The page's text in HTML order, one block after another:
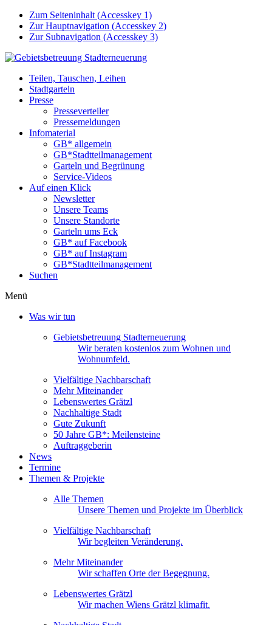
Zum Seiteninhalt (Accesskey 1)
Zur Hauptnavigation (Accesskey 2)
Zur Subnavigation (Accesskey 3)
Teilen, Tauschen, Leihen
Stadtgarteln
Presse
Presseverteiler
Pressemeldungen
Infomaterial
GB* allgemein
GB*Stadtteilmanagement
Garteln und Begrünung
Service-Videos
Auf einen Klick
Newsletter
Unsere Teams
Unsere Standorte
Garteln ums Eck
GB* auf Facebook
GB* auf Instagram
GB*Stadtteilmanagement
Suchen
Menü
Was wir tun
Gebietsbetreuung Stadterneuerung
Wir beraten kostenlos zum Wohnen und
Wohnumfeld.
Vielfältige Nachbarschaft
Mehr Miteinander
Lebenswertes Grätzl
Nachhaltige Stadt
Gute Zukunft
50 Jahre GB*: Meilensteine
Auftraggeberin
News
Termine
Themen & Projekte
Alle Themen
Unsere Themen und Projekte im Überblick
Vielfältige Nachbarschaft
Wir begleiten Veränderung.
Mehr Miteinander
Wir schaffen Orte der Begegnung.
Lebenswertes Grätzl
Wir machen Wiens Grätzl klimafit.